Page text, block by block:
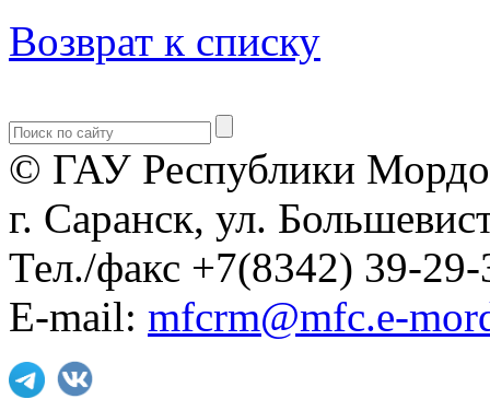
Возврат к списку
© ГАУ Республики
г. Саранск, ул.
Тел./факс +7(8342) 39-29-
E-mail: mfcrm@mfc.e-